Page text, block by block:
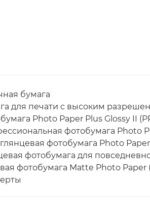
бумага
для печати с высоким
Photo Paper Plus Glossy II
фотобумага Photo
фотобумага Photo Paper
фотобумага для
фотобумага Matte Photo Paper